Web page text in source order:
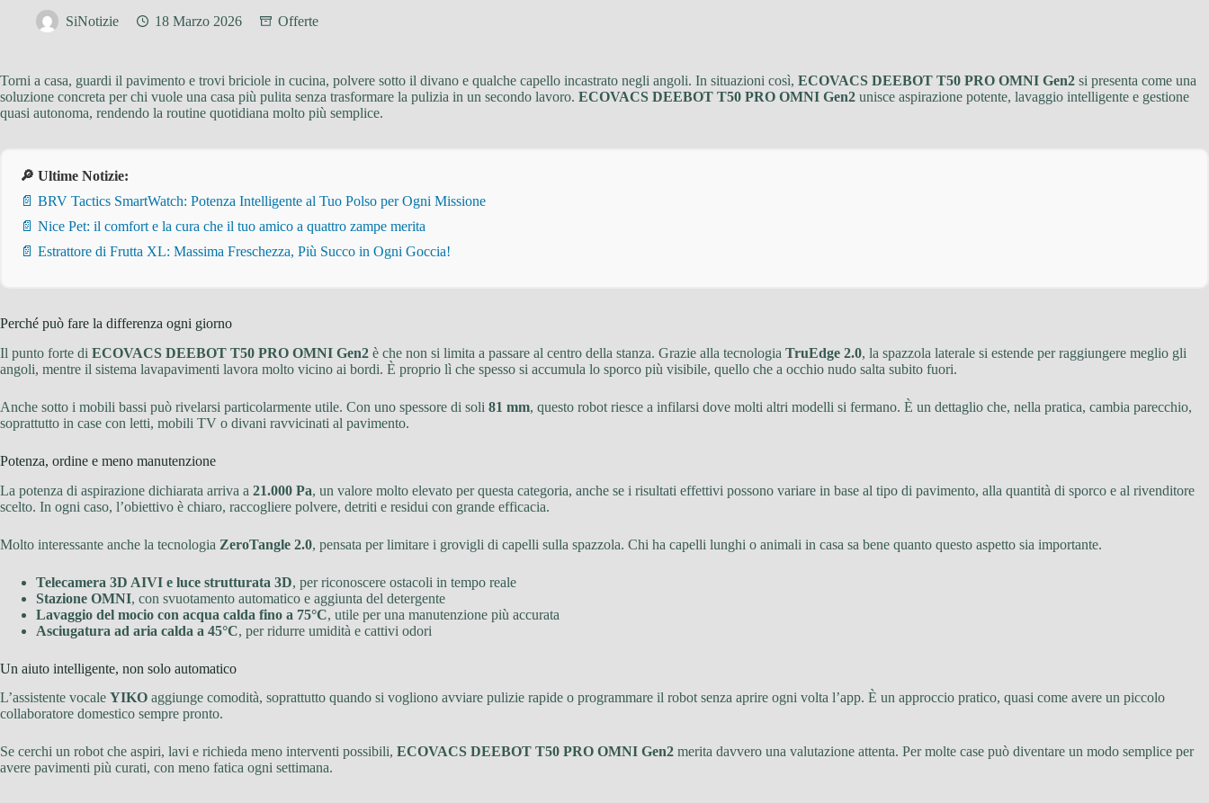
SiNotizie 18 Marzo 2026 Offerte
Torni a casa, guardi il pavimento e trovi briciole in cucina, polvere sotto il divano e qualche capello incastrato negli angoli. In situazioni così, ECOVACS DEEBOT T50 PRO OMNI Gen2 si presenta come una
soluzione concreta per chi vuole una casa più pulita senza trasformare la pulizia in un secondo lavoro. ECOVACS DEEBOT T50 PRO OMNI Gen2 unisce aspirazione potente, lavaggio intelligente e gestione
quasi autonoma, rendendo la routine quotidiana molto più semplice.
🔎 Ultime Notizie:
📄 BRV Tactics SmartWatch: Potenza Intelligente al Tuo Polso per Ogni Missione
📄 Nice Pet: il comfort e la cura che il tuo amico a quattro zampe merita
📄 Estrattore di Frutta XL: Massima Freschezza, Più Succo in Ogni Goccia!
Perché può fare la differenza ogni giorno
Il punto forte di ECOVACS DEEBOT T50 PRO OMNI Gen2 è che non si limita a passare al centro della stanza. Grazie alla tecnologia TruEdge 2.0, la spazzola laterale si estende per raggiungere meglio gli
angoli, mentre il sistema lavapavimenti lavora molto vicino ai bordi. È proprio lì che spesso si accumula lo sporco più visibile, quello che a occhio nudo salta subito fuori.
Anche sotto i mobili bassi può rivelarsi particolarmente utile. Con uno spessore di soli 81 mm, questo robot riesce a infilarsi dove molti altri modelli si fermano. È un dettaglio che, nella pratica, cambia parecchio,
soprattutto in case con letti, mobili TV o divani ravvicinati al pavimento.
Potenza, ordine e meno manutenzione
La potenza di aspirazione dichiarata arriva a 21.000 Pa, un valore molto elevato per questa categoria, anche se i risultati effettivi possono variare in base al tipo di pavimento, alla quantità di sporco e al rivenditore
scelto. In ogni caso, l’obiettivo è chiaro, raccogliere polvere, detriti e residui con grande efficacia.
Molto interessante anche la tecnologia ZeroTangle 2.0, pensata per limitare i grovigli di capelli sulla spazzola. Chi ha capelli lunghi o animali in casa sa bene quanto questo aspetto sia importante.
Telecamera 3D AIVI e luce strutturata 3D, per riconoscere ostacoli in tempo reale
Stazione OMNI, con svuotamento automatico e aggiunta del detergente
Lavaggio del mocio con acqua calda fino a 75°C, utile per una manutenzione più accurata
Asciugatura ad aria calda a 45°C, per ridurre umidità e cattivi odori
Un aiuto intelligente, non solo automatico
L’assistente vocale YIKO aggiunge comodità, soprattutto quando si vogliono avviare pulizie rapide o programmare il robot senza aprire ogni volta l’app. È un approccio pratico, quasi come avere un piccolo
collaboratore domestico sempre pronto.
Se cerchi un robot che aspiri, lavi e richieda meno interventi possibili, ECOVACS DEEBOT T50 PRO OMNI Gen2 merita davvero una valutazione attenta. Per molte case può diventare un modo semplice per
avere pavimenti più curati, con meno fatica ogni settimana.